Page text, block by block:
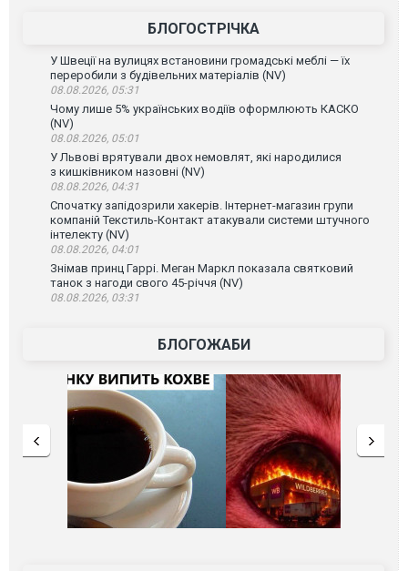
БЛОГОСТРІЧКА
У Швеції на вулицях встановини громадські меблі — їх
переробили з будівельних матеріалів (NV)
08.08.2026, 05:31
Чому лише 5% українських водіїв оформлюють КАСКО
(NV)
08.08.2026, 05:01
У Львові врятували двох немовлят, які народилися
з кишківником назовні (NV)
08.08.2026, 04:31
Спочатку запідозрили хакерів. Інтернет-магазин групи
компаній Текстиль-Контакт атакували системи штучного
інтелекту (NV)
08.08.2026, 04:01
Знімав принц Гаррі. Меган Маркл показала святковий
танок з нагоди свого 45-річчя (NV)
08.08.2026, 03:31
БЛОГОЖАБИ